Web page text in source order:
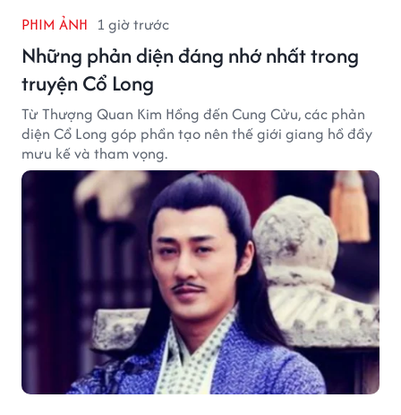
PHIM ẢNH 1 giờ trước
Những phản diện đáng nhớ nhất trong
truyện Cổ Long
Từ Thượng Quan Kim Hồng đến Cung Cửu, các phản
diện Cổ Long góp phần tạo nên thế giới giang hồ đầy
mưu kế và tham vọng.